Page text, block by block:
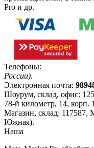
Pro и др.
Телефоны:
России).
Электронная почта:
Шоурум, склад, офис:
78-й километр, 14,
Магазин, склад: 117587,
Южная).
Наша